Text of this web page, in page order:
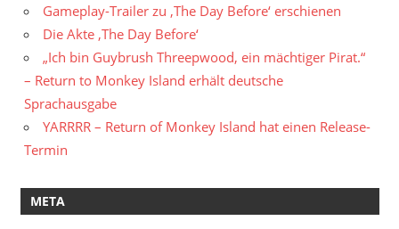
Gameplay-Trailer zu ‚The Day Before‘ erschienen
Die Akte ‚The Day Before‘
„Ich bin Guybrush Threepwood, ein mächtiger Pirat.“
– Return to Monkey Island erhält deutsche
Sprachausgabe
YARRRR – Return of Monkey Island hat einen Release-
Termin
META